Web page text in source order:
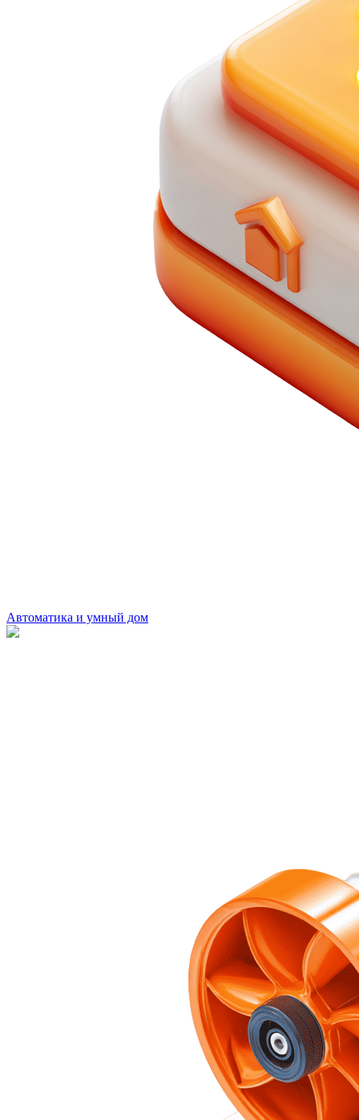
Автоматика и умный дом